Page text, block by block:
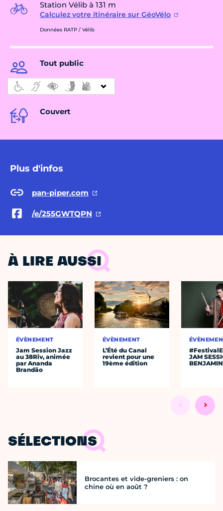
Station Vélib à 131 m
Calculez votre itinéraire sur GéoVélo
Données RATP / Vélib
Tout public
Couvert
Plus d'infos
pan-piper.com
/e/255GWTQPN
À LIRE AUSSI
ÉVÈNEMENT
Jam Session Jazz
au 38Riv, animée
par Ananda
Brandão
ÉVÈNEMENT
L’Été du Canal
revient pour une
19ème édition
JAM
SÉLECTIONS
Brocantes et vide-greniers : on
chine où en août ?